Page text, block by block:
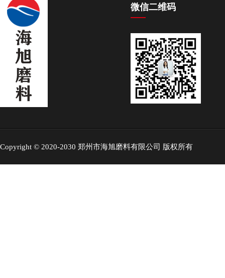
微信二维码
Copyright © 2020-2030 郑州市海旭磨料有限公司 版权所有